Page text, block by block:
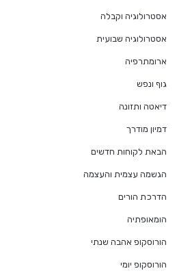
אסטרולוגיה וקבלה
אסטרולוגיה שבועית
ארומתרפיה
גוף ונפש
דיאטה ותזונה
דמיון מודרך
הבאת לקוחות חדשים
הגשמה עצמית והעצמה
הדרכת הורים
הומאופתיה
הורוסקופ אהבה שנתי
הורוסקופ יומי